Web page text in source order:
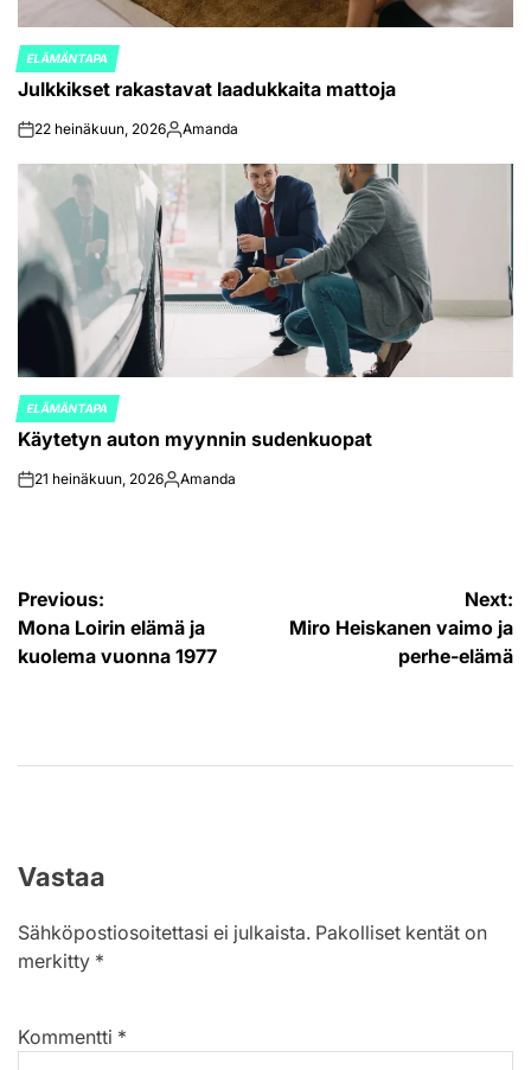
POSTED
IN
ELÄMÄNTAPA
Julkkikset rakastavat laadukkaita mattoja
on22 heinäkuun, 2026Posted
Amanda
POSTED
IN
ELÄMÄNTAPA
Käytetyn auton myynnin sudenkuopat
on21 heinäkuun, 2026Posted
Amanda
Artikkelien
selaus
Previous:
Mona Loirin elämä ja
kuolema vuonna 1977
Next:
Miro Heiskanen vaimo ja
perhe-elämä
Vastaa
Sähköpostiosoitettasi ei julkaista. Pakolliset kentät on
merkitty *
Kommentti *